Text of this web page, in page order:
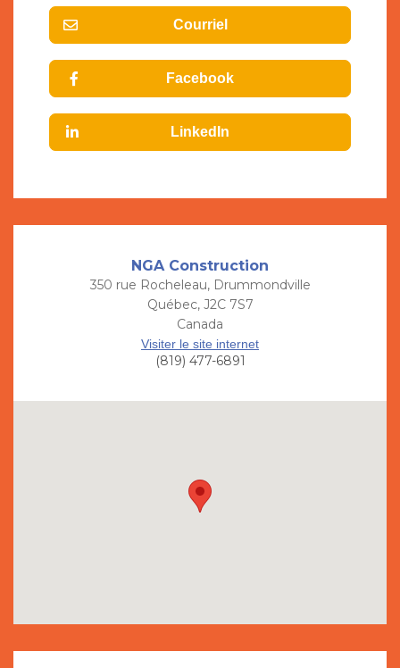
Courriel
Facebook
LinkedIn
NGA Construction
350 rue Rocheleau, Drummondville
Québec, J2C 7S7
Canada
Visiter le site internet
(819) 477-6891